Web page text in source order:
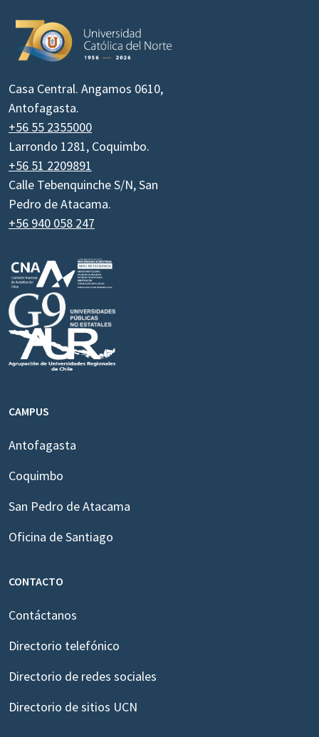
Casa Central. Angamos 0610,
Antofagasta.
+56 55 2355000
Larrondo 1281, Coquimbo.
+56 51 2209891
Calle Tebenquinche S/N, San
Pedro de Atacama.
+56 940 058 247
CAMPUS
Antofagasta
Coquimbo
San Pedro de Atacama
Oficina de Santiago
CONTACTO
Contáctanos
Directorio telefónico
Directorio de redes sociales
Directorio de sitios UCN